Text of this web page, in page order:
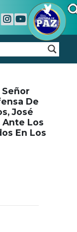
De
José
Ante Los
En Los